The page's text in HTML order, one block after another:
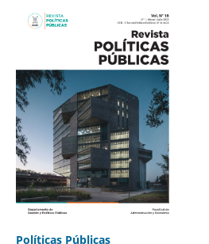
Políticas Públicas